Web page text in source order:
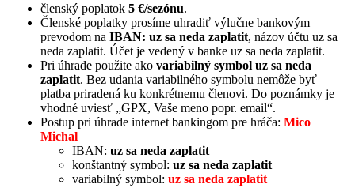
členský poplatok 5 €/sezónu.
Členské poplatky prosíme uhradiť výlučne bankovým
prevodom na IBAN: uz sa neda zaplatit, názov účtu uz sa
neda zaplatit. Účet je vedený v banke uz sa neda zaplatit.
Pri úhrade použite ako variabilný symbol uz sa neda
zaplatit. Bez udania variabilného symbolu nemôže byť
platba priradená ku konkrétnemu členovi. Do poznámky je
vhodné uviesť „GPX, Vaše meno popr. email“.
Postup pri úhrade internet bankingom pre hráča: Mico
Michal
IBAN: uz sa neda zaplatit
konštantný symbol: uz sa neda zaplatit
variabilný symbol: uz sa neda zaplatit